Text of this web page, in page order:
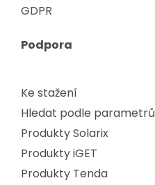
GDPR
Podpora
Ke stažení
Hledat podle parametrů
Produkty Solarix
Produkty iGET
Produkty Tenda